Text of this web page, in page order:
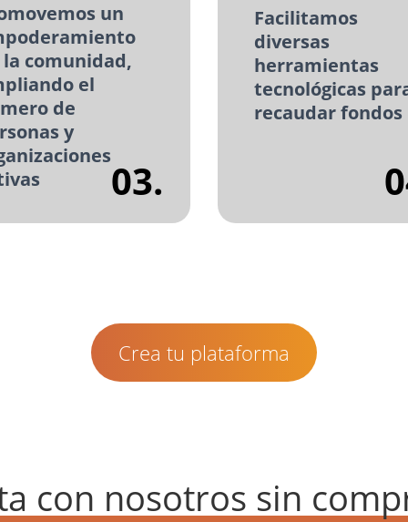
un
comunidad,
el
de
y
03.
Facilitamos
diversas
herramientas
tecnológicas
recaudar fondos
Crea tu plataforma
con nosotros sin